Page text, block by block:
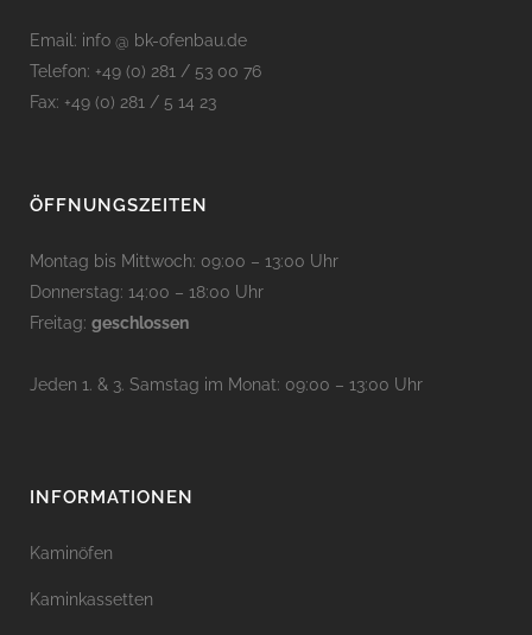
Email: info @ bk-ofenbau.de
Telefon: +49 (0) 281 / 53 00 76
Fax: +49 (0) 281 / 5 14 23
ÖFFNUNGSZEITEN
Montag bis Mittwoch: 09:00 – 13:00 Uhr
Donnerstag: 14:00 – 18:00 Uhr
Freitag: geschlossen
Jeden 1. & 3. Samstag im Monat: 09:00 – 13:00 Uhr
INFORMATIONEN
Kaminöfen
Kaminkassetten